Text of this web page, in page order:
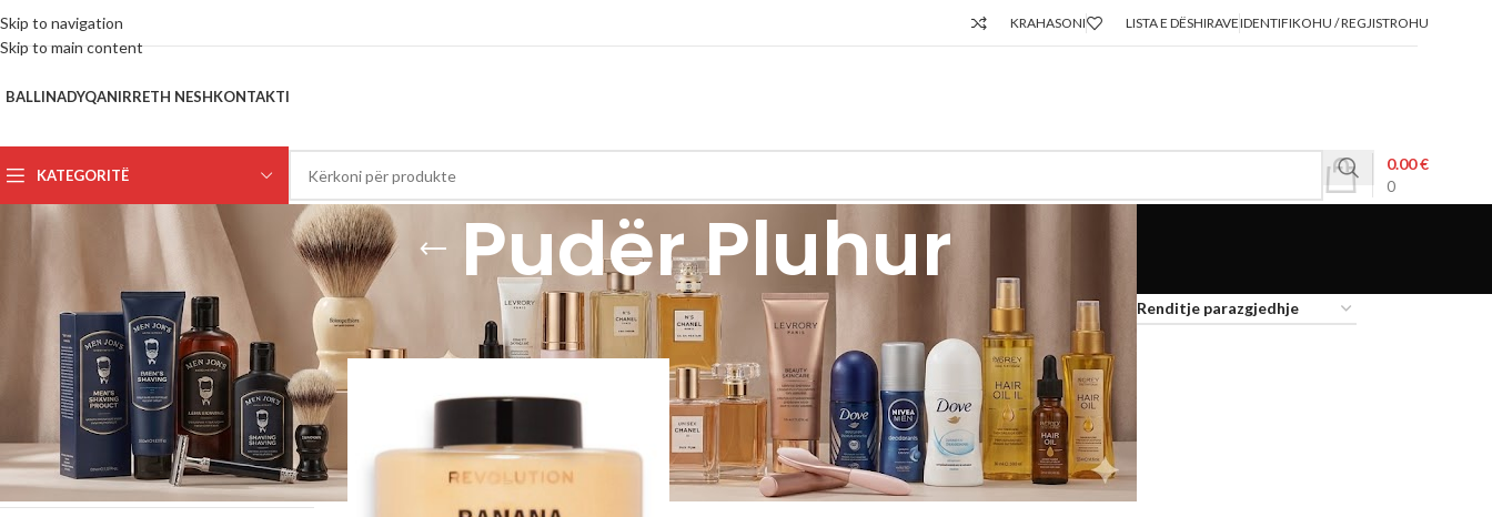
Skip to navigation
Skip to main content
KRAHASONI LISTA E DËSHIRAVEIDENTIFIKOHU / REGJISTROHU
BALLINADYQANIRRETH NESHKONTAKTI
KATEGORITË
0
0.00€
Pudër Pluhur
FILTRO SIPAS ÇMIMIT
FILTRO
Kreu